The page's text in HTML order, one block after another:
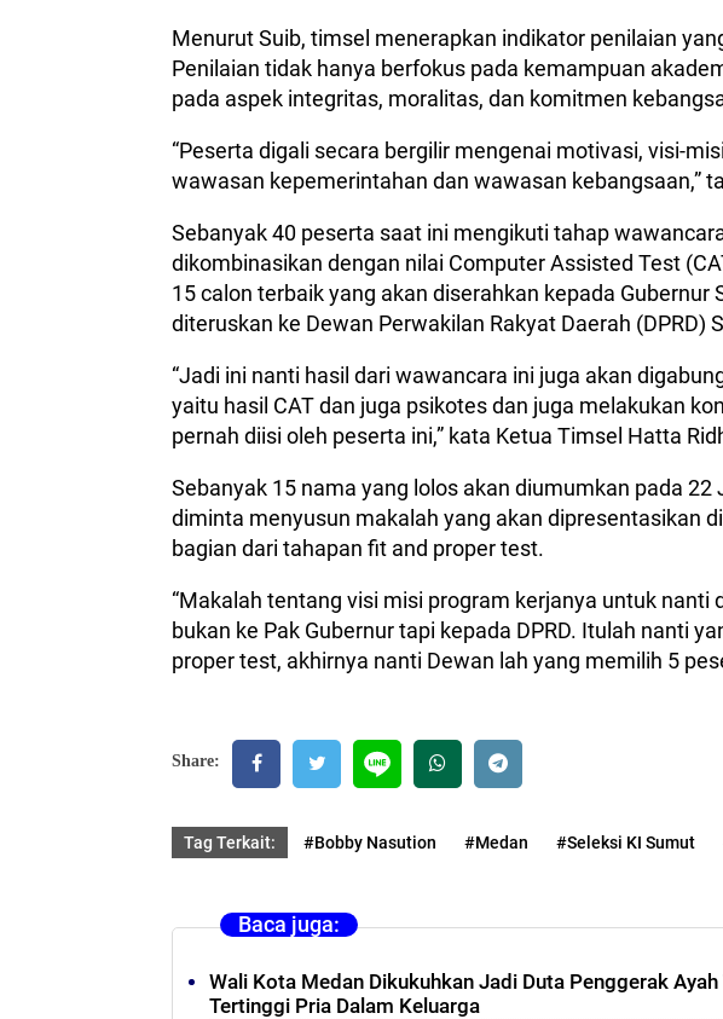
Menurut Suib, timsel menerapkan indikator penilaian
Penilaian tidak hanya berfokus pada kemampuan
pada aspek integritas, moralitas, dan komitmen
“Peserta digali secara bergilir mengenai motivasi, visi-
wawasan kepemerintahan dan wawasan kebangsaan,”
Sebanyak 40 peserta saat ini mengikuti tahap
dikombinasikan dengan nilai Computer Assisted Test
15 calon terbaik yang akan diserahkan kepada Gubernur
diteruskan ke Dewan Perwakilan Rakyat Daerah (DPRD)
“Jadi ini nanti hasil dari wawancara ini juga akan
yaitu hasil CAT dan juga psikotes dan juga melakukan
pernah diisi oleh peserta ini,” kata Ketua Timsel Hatta
Sebanyak 15 nama yang lolos akan diumumkan pada
diminta menyusun makalah yang akan dipresentasikan
bagian dari tahapan fit and proper test.
“Makalah tentang visi misi program kerjanya untuk nanti
bukan ke Pak Gubernur tapi kepada DPRD. Itulah nanti
proper test, akhirnya nanti Dewan lah yang memilih 5
Share:
Tag Terkait: #Bobby Nasution #Medan #Seleksi KI Sumut
Baca juga:
Wali Kota Medan Dikukuhkan Jadi Duta Penggerak
Tertinggi Pria Dalam Keluarga